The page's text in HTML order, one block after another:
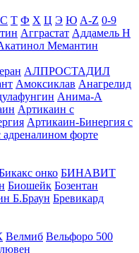
С Т Ф Х Ц Э Ю A-Z 0-9
Агграстат Аддамель Н
Мемантин
АЛПРОСТАДИЛ
Амоксиклав Анагрелид
Анима-А
Артикаин с
Артикаин-Бинергия с
форте
онко БИНАВИТ
Биошейк Бозентан
Б.Браун Бревикард
Велмиб Вельфоро 500